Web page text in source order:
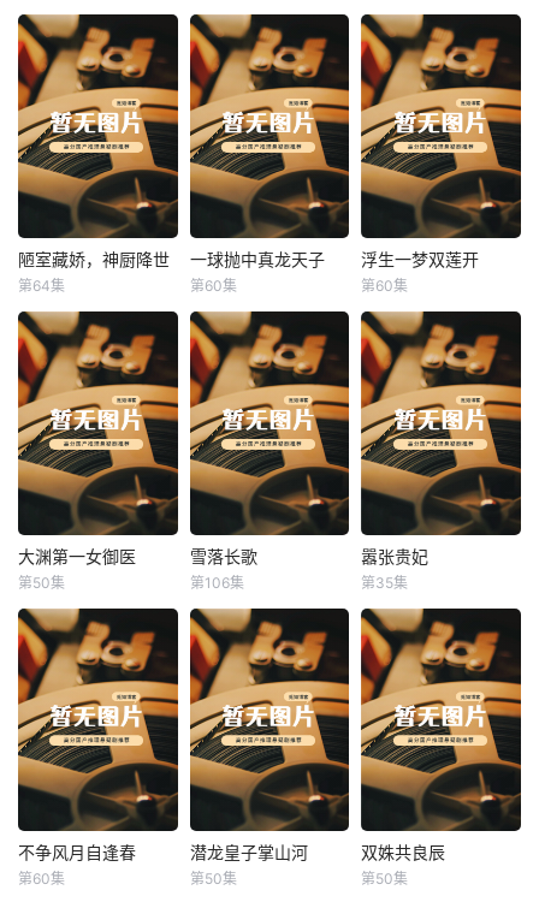
陋室藏娇，神厨降世
陋室藏娇，神厨降世
第64集
一球抛中真龙天子
一球抛中真龙天子
第60集
浮生一梦双莲开
浮生一梦双莲开
第60集
大渊第一女御医
大渊第一女御医
第50集
雪落长歌
雪落长歌
第106集
嚣张贵妃
嚣张贵妃
第35集
不争风月自逢春
不争风月自逢春
第60集
潜龙皇子掌山河
潜龙皇子掌山河
第50集
双姝共良辰
双姝共良辰
第50集